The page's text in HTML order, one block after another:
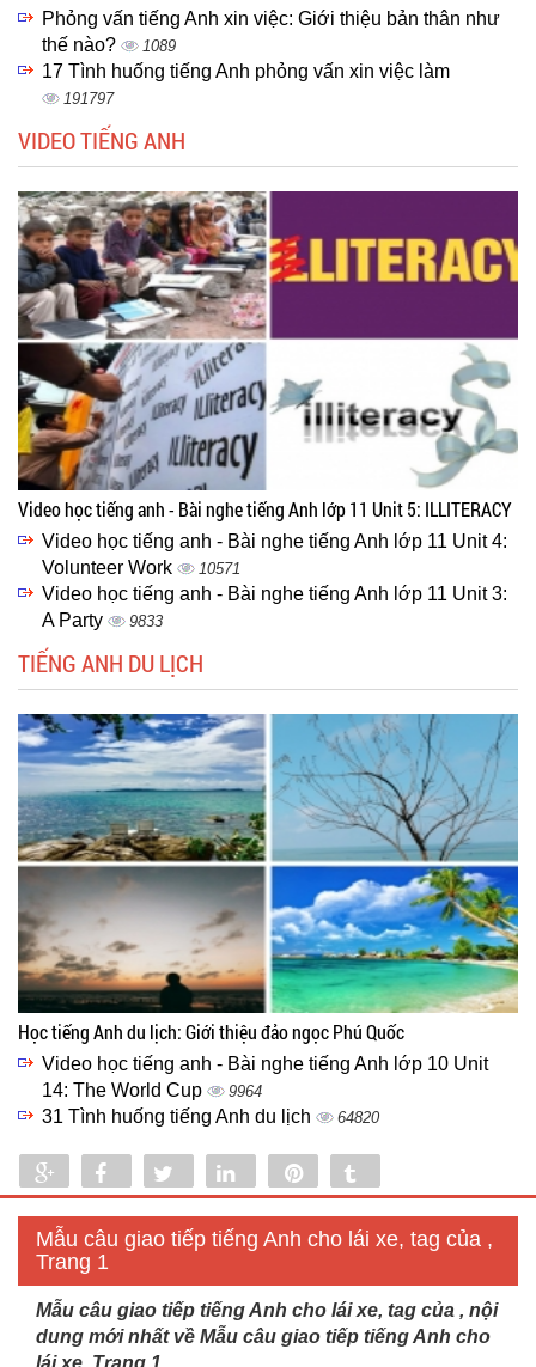
Phỏng vấn tiếng Anh xin việc: Giới thiệu bản thân như
thế nào?
1089
17 Tình huống tiếng Anh phỏng vấn xin việc làm
191797
VIDEO TIẾNG ANH
Video học tiếng anh - Bài nghe tiếng Anh lớp 11 Unit 5: ILLITERACY
Video học tiếng anh - Bài nghe tiếng Anh lớp 11 Unit 4:
Volunteer Work
10571
Video học tiếng anh - Bài nghe tiếng Anh lớp 11 Unit 3:
A Party
9833
TIẾNG ANH DU LỊCH
Học tiếng Anh du lịch: Giới thiệu đảo ngọc Phú Quốc
Video học tiếng anh - Bài nghe tiếng Anh lớp 10 Unit
14: The World Cup
9964
31 Tình huống tiếng Anh du lịch 64820
Share Share Tweet Share
Mẫu câu giao tiếp tiếng Anh cho lái xe, tag của ,
Trang 1
Mẫu câu giao tiếp tiếng Anh cho lái xe, tag của , nội
dung mới nhất về Mẫu câu giao tiếp tiếng Anh cho
lái xe, Trang 1